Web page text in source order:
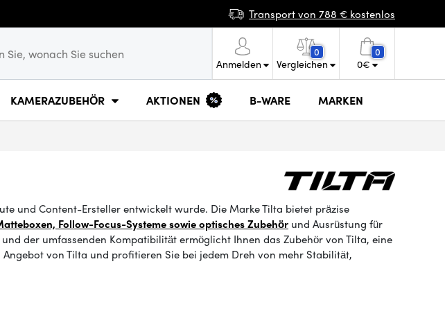
Transport von 788 € kostenlos
Anmelden
0
Vergleichen
0
0€
KAMERAZUBEHÖR AKTIONEN B-WARE MARKEN
und Content-Ersteller entwickelt wurde. Die Marke Tilta bietet präzise
Follow-Focus-Systeme sowie optisches Zubehör und Ausrüstung für
der umfassenden Kompatibilität ermöglicht Ihnen das Zubehör von Tilta, eine
von Tilta und profitieren Sie bei jedem Dreh von mehr Stabilität,